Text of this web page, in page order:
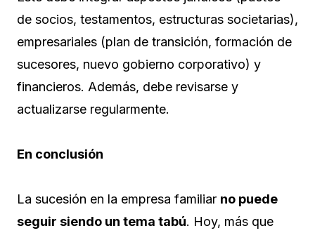
de socios, testamentos, estructuras societarias),
empresariales (plan de transición, formación de
sucesores, nuevo gobierno corporativo) y
financieros. Además, debe revisarse y
actualizarse regularmente.
En conclusión
La sucesión en la empresa familiar no puede
seguir siendo un tema tabú. Hoy, más que